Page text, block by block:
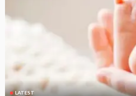
LATEST